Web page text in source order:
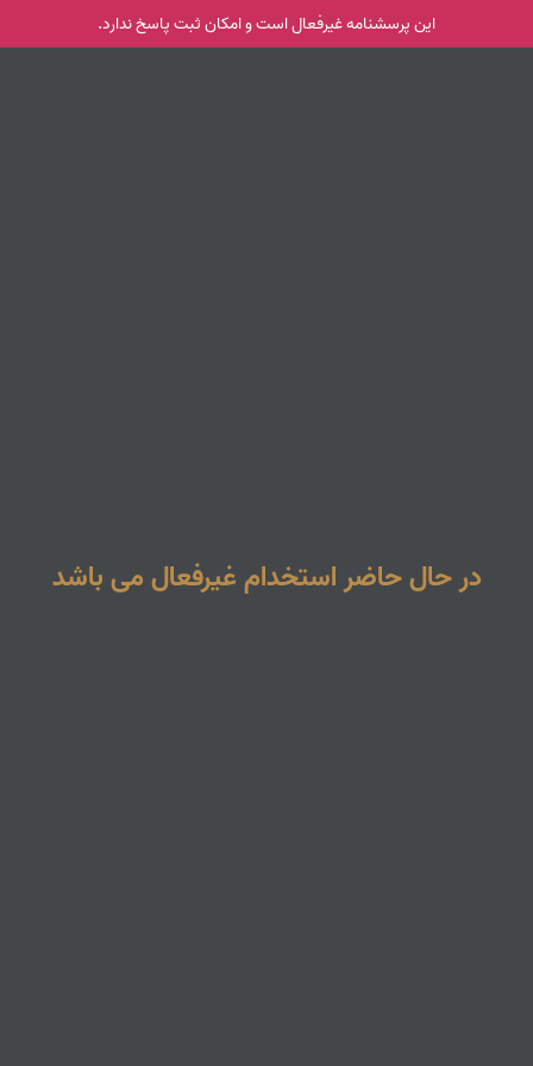
این پرسشنامه غیر‌فعال است و امکان ثبت پاسخ ندارد.
در حال حاضر استخدام غیرفعال می باشد